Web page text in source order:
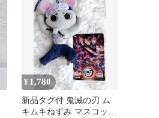
¥ 1,780
新品タグ付 鬼滅の刃 ム
キムキねずみ マスコット